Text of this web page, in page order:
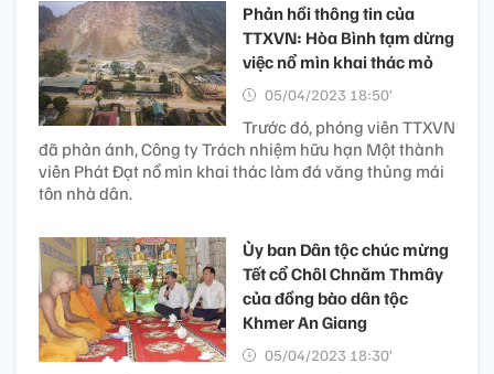
Phản hồi thông tin của
TTXVN: Hòa Bình tạm dừng
việc nổ mìn khai thác mỏ
05/04/2023 18:50’
Trước đó, phóng viên TTXVN
đã phản ánh, Công ty Trách nhiệm hữu hạn Một thành
viên Phát Đạt nổ mìn khai thác làm đá văng thủng mái
tôn nhà dân.
Ủy ban Dân tộc chúc mừng
Tết cổ Chôl Chnăm Thmây
của đồng bào dân tộc
Khmer An Giang
05/04/2023 18:30’